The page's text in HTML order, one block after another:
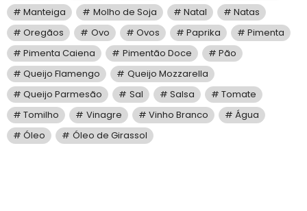
Manteiga
Molho de Soja Natal
Natas
Oregãos
Ovo Ovos Paprika
Pimenta
Pimenta Caiena
Pimentão Doce
Pão
Queijo Flamengo
Queijo Mozzarella
Queijo Parmesão
Sal Salsa
Tomate
Tomilho
Vinagre Vinho Branco
Água
Óleo
Óleo de Girassol